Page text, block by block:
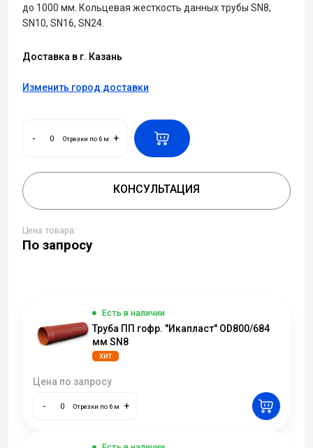
до 1000 мм. Кольцевая жесткость данных трубы SN8,
SN10, SN16, SN24.
Доставка в г. Казань
Изменить город доставки
- Отрезки по 6 м +
КОНСУЛЬТАЦИЯ
Цена товара:
По запросу
Есть в наличии
Труба ПП гофр. "Икапласт" OD800/684
мм SN8
ХИТ
Цена по запросу
- Отрезки по 6 м +